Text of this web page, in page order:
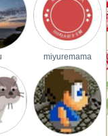
miyuremama